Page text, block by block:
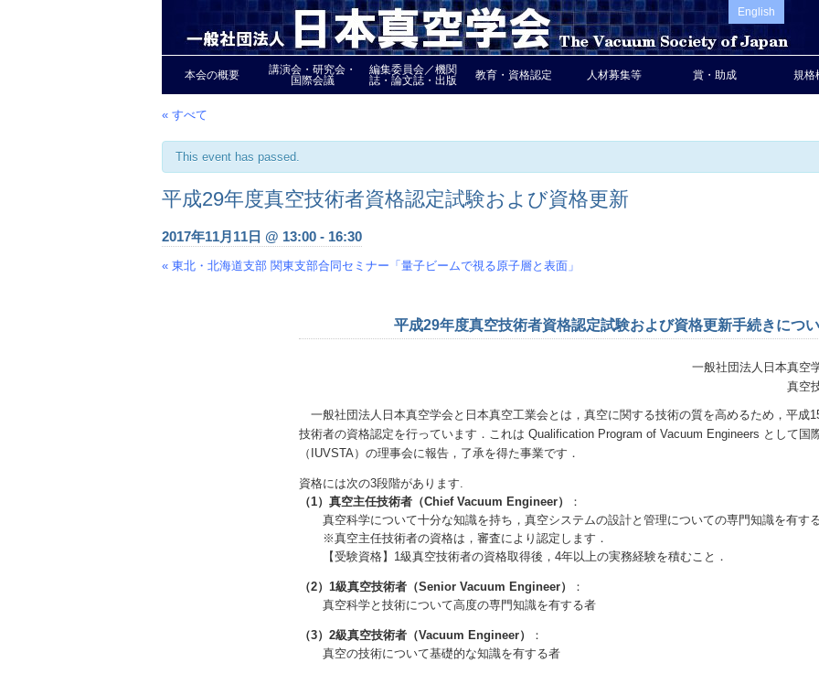
English
本会の概要
講演会・研究会・
国際会議
編集委員会／機関
誌・論文誌・出版
教育・資格認定 人材募集等 賞・助成 規格
« すべて
This event has passed.
平成29年度真空技術者資格認定試験および資格更新
2017年11月11日 @ 13:00 - 16:30
Event
« 東北・北海道支部 関東支部合同セミナー「量子ビームで視る原子層と表面」
平成29年度真空技術者資格認定試験および資格更新手続きにつ
一般社団法人日本真空
真空
一般社団法人日本真空学会と日本真空工業会とは，真空に関する技術の質を高めるため，平成
技術者の資格認定を行っています．これは Qualification Program of Vacuum Engineers として国
（IUVSTA）の理事会に報告，了承を得た事業です．
資格には次の3段階があります.
（1）真空主任技術者（Chief Vacuum Engineer）
：
真空科学について十分な知識を持ち，真空システムの設計と管理についての専門知識を有す
※真空主任技術者の資格は，審査により認定します．
【受験資格】1級真空技術者の資格取得後，4年以上の実務経験を積むこと．
（2）1級真空技術者（Senior Vacuum Engineer）
：
真空科学と技術について高度の専門知識を有する者
（3）2級真空技術者（Vacuum Engineer）
：
真空の技術について基礎的な知識を有する者